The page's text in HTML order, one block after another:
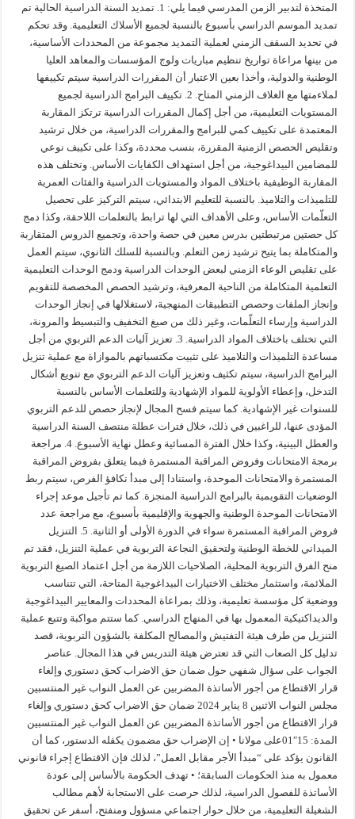
المتخذة لتدبير الزمن المدرسي فيما يلي: 1. تمديد السنة الدراسية الحالية تم
تمديد الموسم الدراسي بأسبوع بالنسبة لجميع الأسلاك التعليمية. وقد تحكم
في تحديد السقف الزمني لعملية التمديد مجموعة من المحددات الأساسية،
من بينها مراعاة تواريخ تنظيم مباريات ولوج المؤسسات والمعاهد العليا
الوطنية والدولية، وأخذا بعين الاعتبار أن المقررات الدراسية سيتم تكييفها
لملاءمتها مع الغلاف الزمني المتاح. 2. تكييف البرامج الدراسية لجميع
المستويات التعليمية، من أجل إكمال المقررات الدراسية ترتكز المقاربة
المعتمدة على تكييف كمي للبرامج والمقررات الدراسية، من خلال ترشيد
وتقليص الحصص الزمنية المقررة، بنسب محددة، وكذا على تكييف نوعي
للمضامين البيداغوجية، من أجل استهداف الكفايات الأساس. وتختلف هذه
المقاربة الوظيفية باختلاف المواد والمستويات الدراسية والفئات العمرية
للتلميذات والتلاميذ. بالنسبة للتعليم الابتدائي، سيتم التركيز على تحصيل
التعلّمات الأساس، وعلى الأهداف التي لها ترابط بالتعلمات اللاحقة، وكذا دمج
كل حصتين مرتبطتين بدرس معين في حصة واحدة، وتجميع الدروس المتقاربة
والمتكاملة بما يتيح ترشيد زمن التعلم. وبالنسبة للسلك الثانوي، سيتم العمل
على تقليص الوعاء الزمني لبعض الوحدات الدراسية ودمج الوحدات التعليمية
التعلمية المتكاملة من الناحية المعرفية، وترشيد الحصص المخصصة للتقويم
وإنجاز الملفات وحصص التطبيقات المنهجية، لاستغلالها في إنجاز الوحدات
الدراسية وإرساء التعلّمات، وغير ذلك من صيغ التخفيف والتبسيط والمرونة،
التي تختلف باختلاف المواد الدراسية. 3. تعزيز آليات الدعم التربوي من أجل
مساعدة التلميذات والتلاميذ على تثبيت مكتسباتهم بالموازاة مع عملية تنزيل
البرامج الدراسية، سيتم تكثيف وتعزيز آليات الدعم التربوي مع تنويع أشكال
التدخل، وإعطاء الأولوية للمواد الإشهادية وللتعلمات الأساس بالنسبة
للسنوات غير الإشهادية. كما سيتم فسح المجال لإنجاز حصص للدعم التربوي
المؤدى عنها، للراغبين في ذلك، خلال فترات عطلة منتصف السنة الدراسية
والعطل البينية، وكذا خلال الفترة المسائية وعطل نهاية الأسبوع. 4. مراجعة
برمجة الامتحانات وفروض المراقبة المستمرة فيما يتعلق بفروض المراقبة
المستمرة والامتحانات الموحدة، واستنادا إلى مبدأ تكافؤ الفرص، سيتم ربط
الوضعيات التقويمية بالبرامج الدراسية المنجزة. كما تم تأجيل موعد إجراء
الامتحانات الموحدة الوطنية والجهوية والإقليمية بأسبوع، مع مراجعة عدد
فروض المراقبة المستمرة سواء في الدورة الأولى أو الثانية. 5. التنزيل
الميداني للخطة الوطنية ولتحقيق النجاعة التربوية في عملية التنزيل، فقد تم
منح الفرق التربوية المحلية، الصلاحيات اللازمة من أجل اعتماد الصيغ التربوية
الملائمة، واستثمار مختلف الاختيارات البيداغوجية المتاحة، التي تتناسب
ووضعية كل مؤسسة تعليمية، وذلك بمراعاة المحددات والمعايير البيداغوجية
والديداكتيكية المعمول بها في المنهاج الدراسي. كما ستتم مواكبة وتتبع عملية
التنزيل من طرف هيئة التفتيش والمصالح المكلفة بالشؤون التربوية، قصد
تدليل كل الصعاب التي قد تعترض هيئة التدريس في هذا المجال. عناصر
الجواب على سؤال شفهي حول ضمان حق الاضراب كحق دستوري وإلغاء
قرار الاقتطاع من أجور الأساتذة المضربين عن العمل النواب غير المنتسبين
مجلس النواب الاثنين 8 يناير 2024 ضمان حق الاضراب كحق دستوري وإلغاء
قرار الاقتطاع من أجور الأساتذة المضربين عن العمل النواب غير المنتسبين
المدة: 15″01على مولانا • إن الإضراب حق مضمون يكفله الدستور، كما أن
القانون يؤكد على “مبدأ الأجر مقابل العمل”، لذلك فإن الاقتطاع إجراء قانوني
معمول به منذ الحكومات السابقة؛ • تهدف الحكومة بالأساس إلى عودة
الأساتذة للفصول الدراسية، لذلك حرصت على الاستجابة لأهم مطالب
الشغيلة التعليمية، من خلال حوار اجتماعي مسؤول ومنفتح، أسفر عن تحقيق